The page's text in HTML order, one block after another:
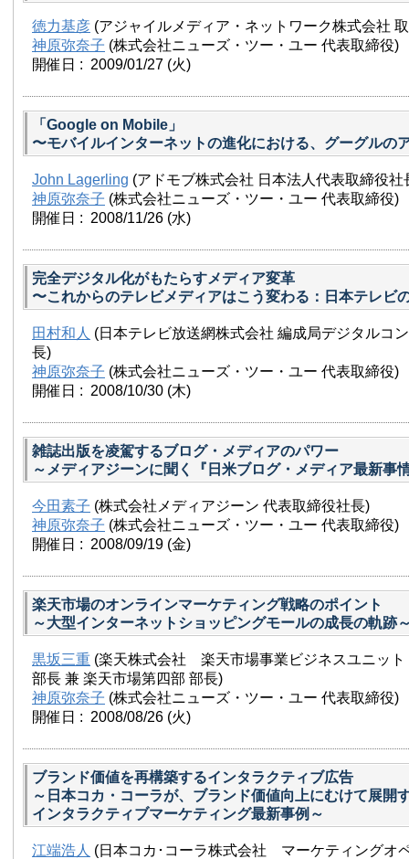
徳力基彦 (アジャイルメディア・ネットワーク株式会社
神原弥奈子 (株式会社ニューズ・ツー・ユー 代表取締役)
開催日 : 2009/01/27 (火)
「Google on Mobile」
〜モバイルインターネットの進化における、グーグルの
John Lagerling (アドモブ株式会社 日本法人代表取締役社
神原弥奈子 (株式会社ニューズ・ツー・ユー 代表取締役)
開催日 : 2008/11/26 (水)
完全デジタル化がもたらすメディア変革
〜これからのテレビメディアはこう変わる：日本テレビ
田村和人 (日本テレビ放送網株式会社 編成局デジタルコ
長)
神原弥奈子 (株式会社ニューズ・ツー・ユー 代表取締役)
開催日 : 2008/10/30 (木)
雑誌出版を凌駕するブログ・メディアのパワー
～メディアジーンに聞く『日米ブログ・メディア最新事
今田素子 (株式会社メディアジーン 代表取締役社長)
神原弥奈子 (株式会社ニューズ・ツー・ユー 代表取締役)
開催日 : 2008/09/19 (金)
楽天市場のオンラインマーケティング戦略のポイント
～大型インターネットショッピングモールの成長の軌跡
黒坂三重 (楽天株式会社 楽天市場事業ビジネスユニット
部長 兼 楽天市場第四部 部長)
神原弥奈子 (株式会社ニューズ・ツー・ユー 代表取締役)
開催日 : 2008/08/26 (火)
ブランド価値を再構築するインタラクティブ広告
～日本コカ・コーラが、ブランド価値向上にむけて展開
インタラクティブマーケティング最新事例～
江端浩人 (日本コカ･コーラ株式会社 マーケティングオ